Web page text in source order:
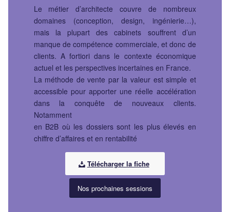
Le métier d’architecte couvre de nombreux
domaines (conception, design, ingénierie…),
mais la plupart des cabinets souffrent d’un
manque de compétence commerciale, et donc de
clients. A fortiori dans le contexte économique
actuel et les perspectives incertaines en France.
La méthode de vente par la valeur est simple et
accessible pour apporter une réelle accélération
dans la conquête de nouveaux clients.
Notamment
en B2B où les dossiers sont les plus élevés en
chiffre d’affaires et en rentabilité
Télécharger la fiche
Nos prochaines sessions